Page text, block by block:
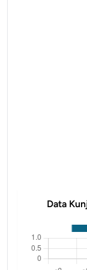
Data